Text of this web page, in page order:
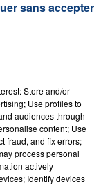
LA
GIMS
Store and/or
Use profiles to
audiences through
content; Use
fraud, and fix errors;
process personal
actively
Identify devices
sans accepter